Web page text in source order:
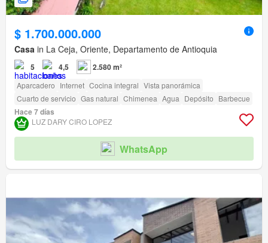
$ 1.700.000.000
Casa in La Ceja, Oriente, Departamento de Antioquia
5 4,5 2.580 m²
Aparcadero Internet Cocina integral Vista panorámica
Cuarto de servicio Gas natural Chimenea Agua Depósito Barbecue
Hace 7 días
LUZ DARY CIRO LOPEZ
WhatsApp